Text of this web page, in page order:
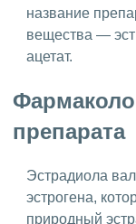
название
вещества —
ацетат.
препарата
Эстрадиола
эстрогена,
природный